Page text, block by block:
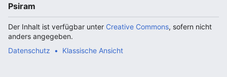
Psiram
Der Inhalt ist verfügbar unter Creative Commons, sofern nicht
anders angegeben.
Datenschutz
Klassische Ansicht